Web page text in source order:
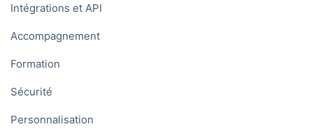
Intégrations et API
Accompagnement
Formation
Sécurité
Personnalisation